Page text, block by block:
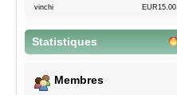
vinchi
EUR15.00
Statistiques
Membres